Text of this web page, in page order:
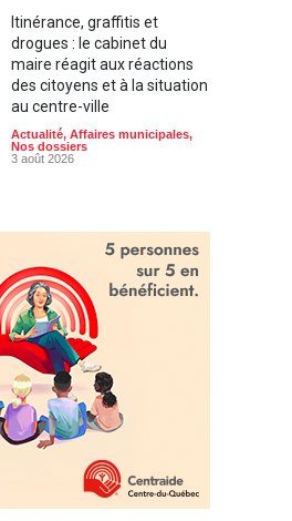
Itinérance, graffitis et
drogues : le cabinet du
maire réagit aux réactions
des citoyens et à la situation
au centre-ville
Actualité,Affaires municipales,
Nos dossiers
3 août 2026